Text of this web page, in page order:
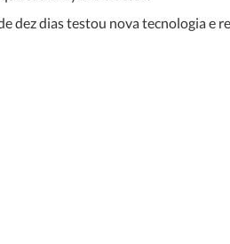
dez dias testou nova tecnologia e